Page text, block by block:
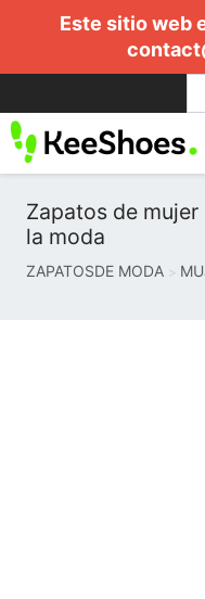
Este sitio web
Zapatos de mujer
la moda
ZAPATOSDE MODA